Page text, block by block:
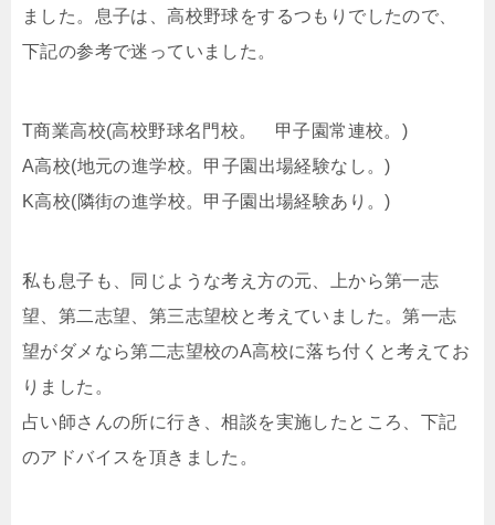
ました。息子は、高校野球をするつもりでしたので、
下記の参考で迷っていました。
T商業高校(高校野球名門校。 甲子園常連校。)
A高校(地元の進学校。甲子園出場経験なし。)
K高校(隣街の進学校。甲子園出場経験あり。)
私も息子も、同じような考え方の元、上から第一志
望、第二志望、第三志望校と考えていました。第一志
望がダメなら第二志望校のA高校に落ち付くと考えてお
りました。
占い師さんの所に行き、相談を実施したところ、下記
のアドバイスを頂きました。